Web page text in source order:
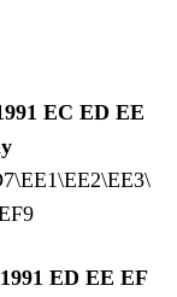
EC ED EE
ED EE EF